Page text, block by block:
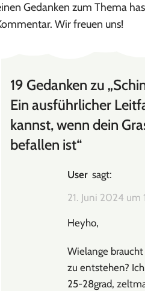
Gedanken zum Thema
Wir freuen uns!
19 Gedanken zu „
Ein ausführlicher
kannst, wenn dein
befallen ist“
User sagt:
21. Juni 2024 um
Heyho,
Wielange
zu entstehen?
25-28grad,